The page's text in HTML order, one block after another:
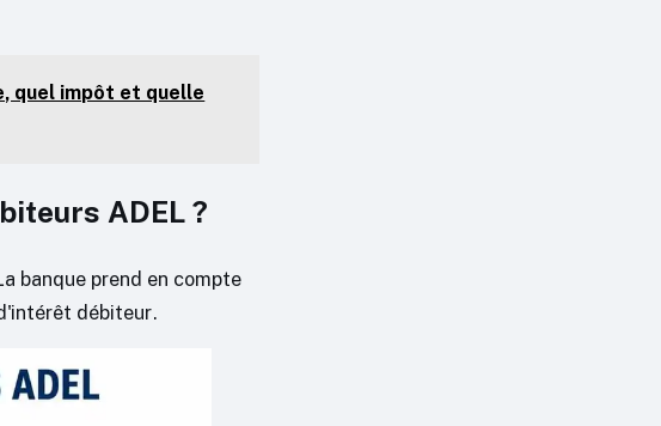
quel impôt et quelle
ADEL ?
banque prend en compte
débiteur.